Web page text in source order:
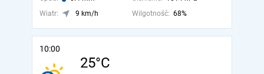
Wiatr:
9 km/h Wilgotność: 68%
10:00
25°C